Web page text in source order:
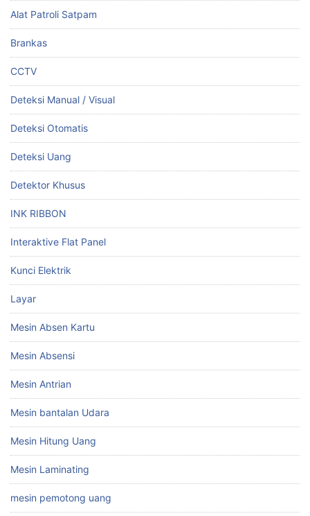
Alat Patroli Satpam
Brankas
CCTV
Deteksi Manual / Visual
Deteksi Otomatis
Deteksi Uang
Detektor Khusus
INK RIBBON
Interaktive Flat Panel
Kunci Elektrik
Layar
Mesin Absen Kartu
Mesin Absensi
Mesin Antrian
Mesin bantalan Udara
Mesin Hitung Uang
Mesin Laminating
mesin pemotong uang